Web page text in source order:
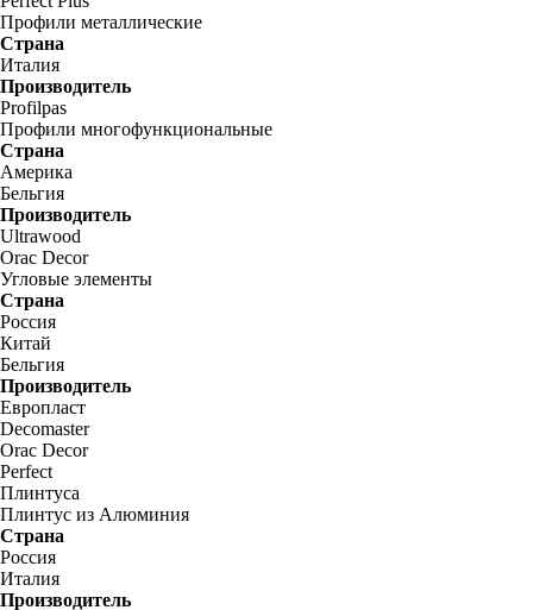
Профили металлические
Страна
Италия
Производитель
Profilpas
Профили многофункциональные
Страна
Америка
Бельгия
Производитель
Ultrawood
Orac Decor
Угловые элементы
Страна
Россия
Китай
Бельгия
Производитель
Европласт
Decomaster
Orac Decor
Perfect
Плинтуса
Плинтус из Алюминия
Страна
Россия
Италия
Производитель